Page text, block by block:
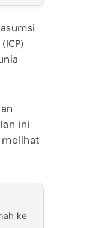
ini
melihat
ke